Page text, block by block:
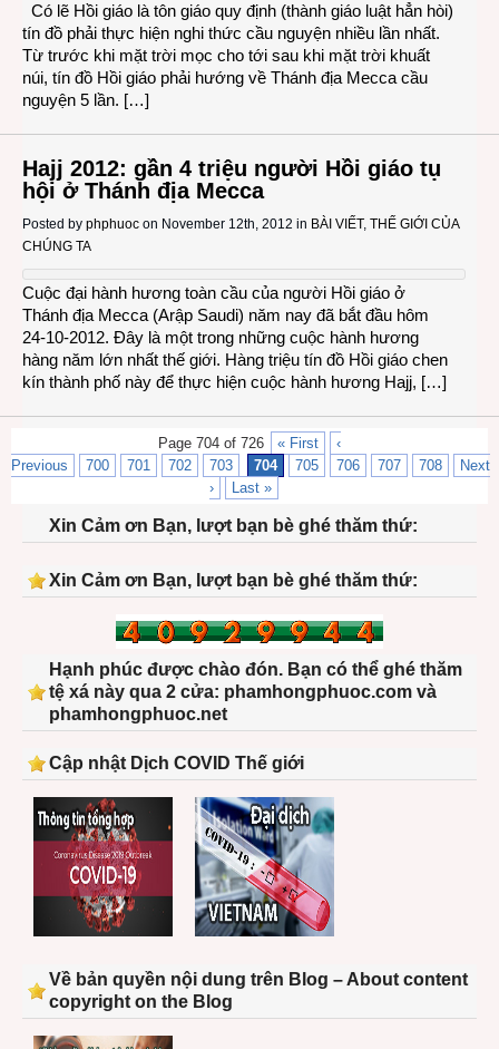
Có lẽ Hồi giáo là tôn giáo quy định (thành giáo luật hẳn hòi)
tín đồ phải thực hiện nghi thức cầu nguyện nhiều lần nhất.
Từ trước khi mặt trời mọc cho tới sau khi mặt trời khuất
núi, tín đồ Hồi giáo phải hướng về Thánh địa Mecca cầu
nguyện 5 lần. […]
Hajj 2012: gần 4 triệu người Hồi giáo tụ
hội ở Thánh địa Mecca
Posted by phphuoc on November 12th, 2012 in BÀI VIẾT, THẾ GIỚI CỦA
CHÚNG TA
Cuộc đại hành hương toàn cầu của người Hồi giáo ở
Thánh địa Mecca (Arập Saudi) năm nay đã bắt đầu hôm
24-10-2012. Đây là một trong những cuộc hành hương
hàng năm lớn nhất thế giới. Hàng triệu tín đồ Hồi giáo chen
kín thành phố này để thực hiện cuộc hành hương Hajj, […]
Page 704 of 726 « First
‹
Previous
700 701 702 703 704 705 706 707 708
Next
›
Last »
Xin Cảm ơn Bạn, lượt bạn bè ghé thăm thứ:
Xin Cảm ơn Bạn, lượt bạn bè ghé thăm thứ:
Hạnh phúc được chào đón. Bạn có thể ghé thăm
tệ xá này qua 2 cửa: phamhongphuoc.com và
phamhongphuoc.net
Cập nhật Dịch COVID Thế giới
Về bản quyền nội dung trên Blog – About content
copyright on the Blog